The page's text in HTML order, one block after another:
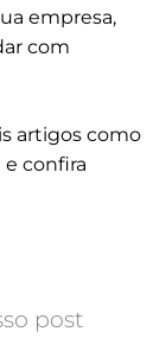
empresa,
com
artigos como
e confira
post